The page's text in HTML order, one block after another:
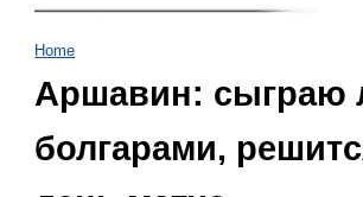
Home
Аршавин: сыграю
болгарами,